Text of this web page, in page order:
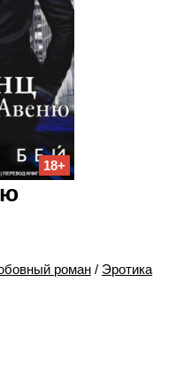
18+
роман / Эротика